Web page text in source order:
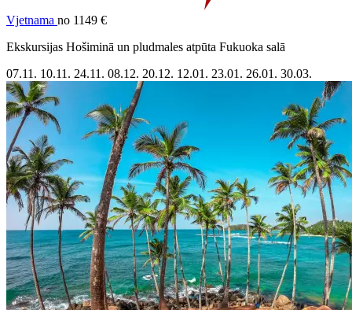
Vjetnama no 1149 €
Ekskursijas Hošiminā un pludmales atpūta Fukuoka salā
07.11. 10.11. 24.11. 08.12. 20.12. 12.01. 23.01. 26.01. 30.03.